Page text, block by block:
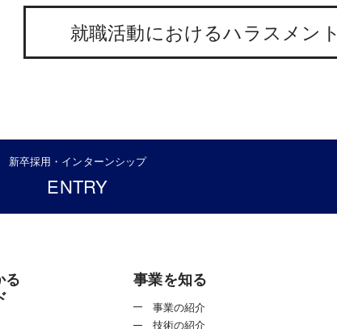
就職活動におけるハラスメント
新卒採用・インターンシップ
ENTRY
る
事業を知る
事業の紹介
技術の紹介